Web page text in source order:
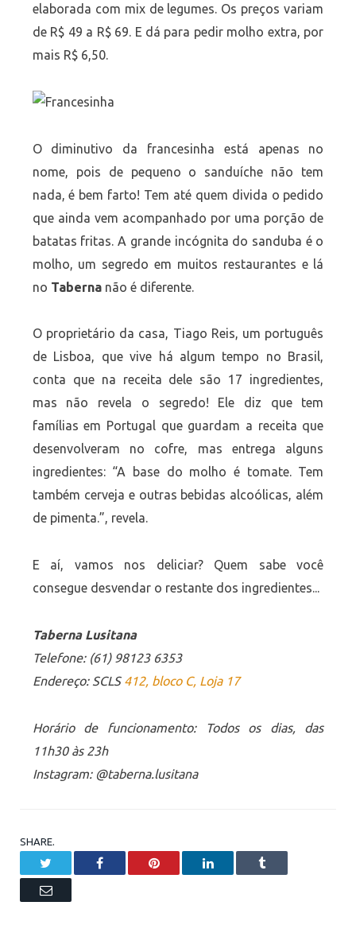
elaborada com mix de legumes. Os preços variam
de R$ 49 a R$ 69. E dá para pedir molho extra, por
mais R$ 6,50.
O diminutivo da francesinha está apenas no
nome, pois de pequeno o sanduíche não tem
nada, é bem farto! Tem até quem divida o pedido
que ainda vem acompanhado por uma porção de
batatas fritas. A grande incógnita do sanduba é o
molho, um segredo em muitos restaurantes e lá
no Taberna não é diferente.
O proprietário da casa, Tiago Reis, um português
de Lisboa, que vive há algum tempo no Brasil,
conta que na receita dele são 17 ingredientes,
mas não revela o segredo! Ele diz que tem
famílias em Portugal que guardam a receita que
desenvolveram no cofre, mas entrega alguns
ingredientes: “A base do molho é tomate. Tem
também cerveja e outras bebidas alcoólicas, além
de pimenta.”, revela.
E aí, vamos nos deliciar? Quem sabe você
consegue desvendar o restante dos ingredientes...
Taberna Lusitana
Telefone: (61) 98123 6353
Endereço: SCLS 412, bloco C, Loja 17
Horário de funcionamento: Todos os dias, das
11h30 às 23h
Instagram: @taberna.lusitana
SHARE.
Facebook Pinterest LinkedIn Tumblr
Email